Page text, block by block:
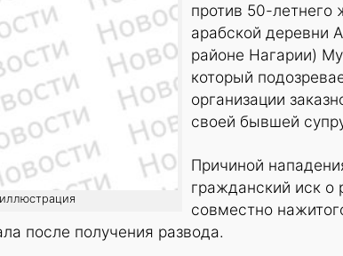
против 50-летнего
арабской деревни
районе Нагарии)
который
организации
своей бывшей
Причиной
гражданский иск о
совместно
после получения развода.